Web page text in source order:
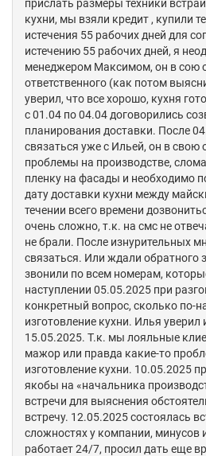
прислать размеры техники
кухни, мы взяли кредит , купили
истечения 55 рабочих дней для
истечению 55 рабочих дней, я
менеджером Максимом, он в сою
ответственного (как потом
уверил, что все хорошо, кухня
с 01.04 по 04.04 договорились
планирования доставки. После
связаться уже с Ильей, он в свою
проблемы на производстве,
пленку на фасады и необходимо
дату доставки кухни между
течении всего времени
очень сложно, т.к. на смс не
не брали. После изнурительных
связаться. Или ждали обратного
звонили по всем номерам,
наступлении 05.05.2025 при
конкретный вопрос, сколько по-
изготовление кухни. Илья
15.05.2025. Т.к. мы лояльные
мажор или правда какие-то
изготовление кухни. 10.05.2025
якобы на «начальника
встречи для выяснения
встречу. 12.05.2025 состоялась
сложностях у компании, минусов
работает 24/7, просил дать еще